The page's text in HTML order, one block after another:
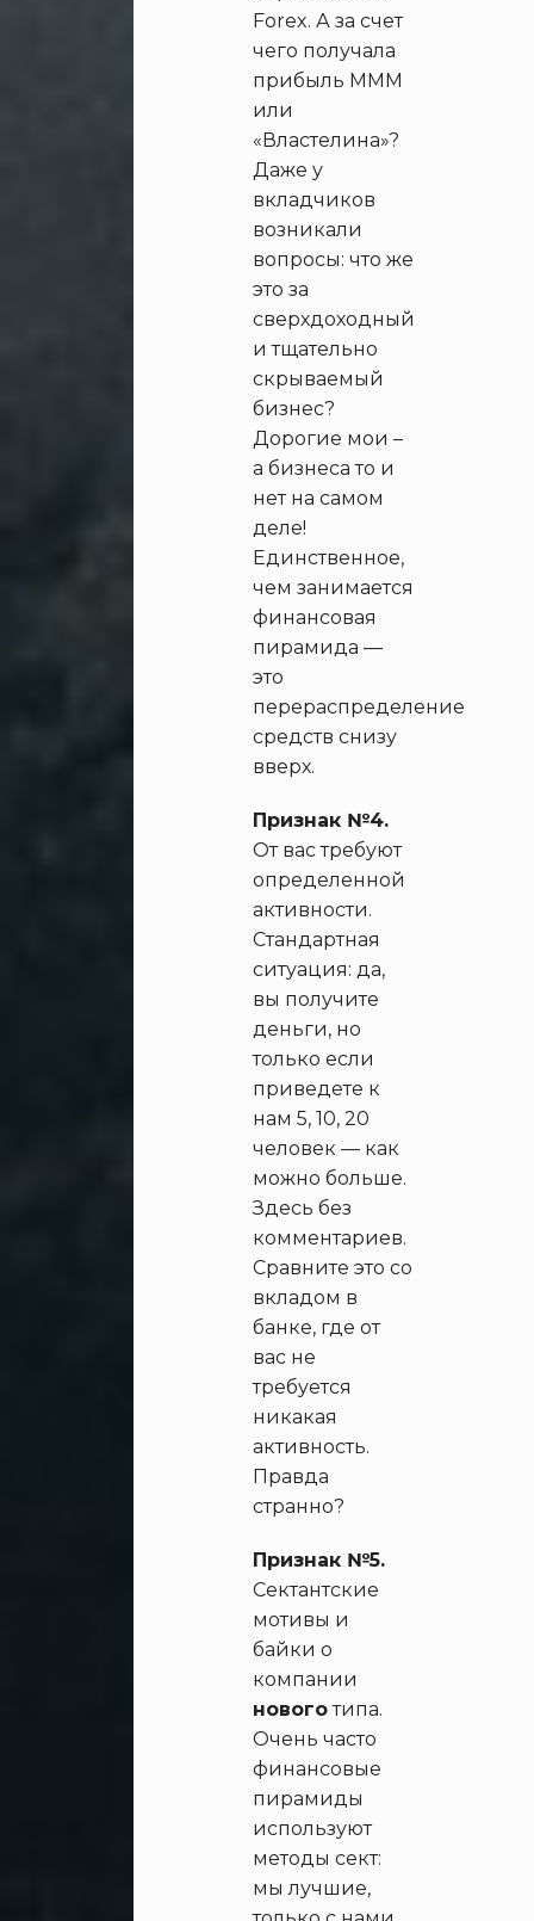
Forex. А за счет
чего получала
прибыль МММ
или
«Властелина»?
Даже у
вкладчиков
возникали
вопросы: что же
это за
сверхдоходный
и тщательно
скрываемый
бизнес?
Дорогие мои –
а бизнеса то и
нет на самом
деле!
Единственное,
чем занимается
финансовая
пирамида —
это
перераспределение
средств снизу
вверх.
Признак №4.
От вас требуют
определенной
активности.
Стандартная
ситуация: да,
вы получите
деньги, но
только если
приведете к
нам 5, 10, 20
человек — как
можно больше.
Здесь без
комментариев.
Сравните это со
вкладом в
банке, где от
вас не
требуется
никакая
активность.
Правда
странно?
Признак №5.
Сектантские
мотивы и
байки о
компании
новоготипа.
Очень часто
финансовые
пирамиды
используют
методы сект:
мы лучшие,